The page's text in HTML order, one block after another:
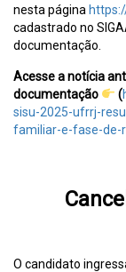
nesta página
cadastrado no
documentação.
Acesse a notícia
documentação
(
sisu-2025-ufrrj-
familiar-e-fase-de-
O candidato